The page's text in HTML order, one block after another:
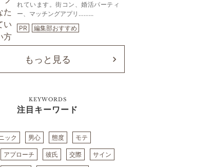
れています。街コン、婚活パーティ
ー、マッチングアプリ……...
PR
編集部おすすめ
もっと見る
KEYWORDS
注目キーワード
ック 男心 態度 モテ
アプローチ 彼氏 交際 サイン